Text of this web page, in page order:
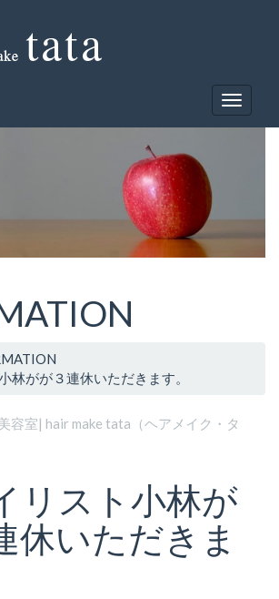
Toggle
林がが３連休いただきます。
容室| hair make tata（ヘアメイク・タ
リスト小林が
休いただきま